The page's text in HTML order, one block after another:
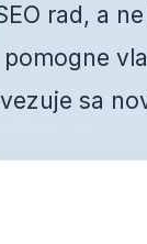
rad, a
sa